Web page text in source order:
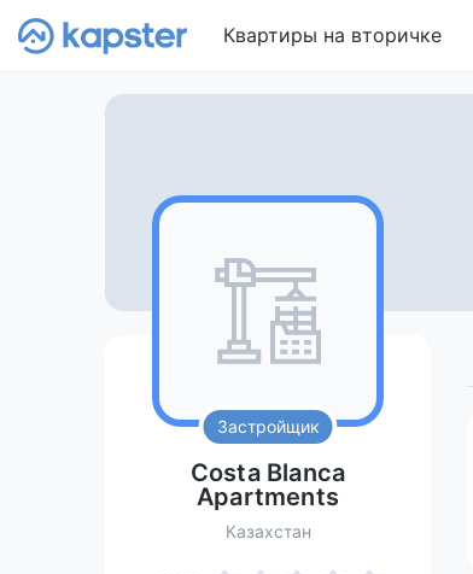
Квартиры на вторичке
Застройщик
Costa Blanca
Apartments
Казахстан